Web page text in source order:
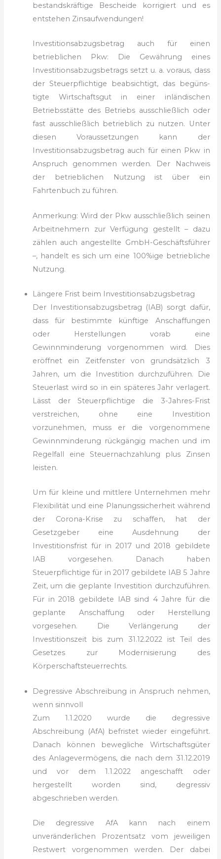
bestandskräftige Bescheide korrigiert und es
entstehen Zins­aufwendungen!
Investitionsabzugsbetrag auch für einen
betrieblichen Pkw: Die Gewährung eines
Investitionsabzugsbetrags setzt u. a. voraus, dass
der Steuerpflichtige beabsichtigt, das begüns­
tigte Wirtschaftsgut in einer inländischen
Betriebsstätte des Betriebs ausschließlich oder
fast ausschließlich betrieblich zu nutzen. Unter
diesen Voraussetzungen kann der
Investitionsabzugsbetrag auch für einen Pkw in
Anspruch genommen werden. Der Nachweis
der betrieblichen Nutzung ist über ein
Fahrtenbuch zu führen.
Anmerkung: Wird der Pkw ausschließlich seinen
Arbeitnehmern zur Verfügung gestellt – dazu
zählen auch angestell­te GmbH-Geschäftsführer
–, handelt es sich um eine 100%ige betriebliche
Nutzung.
Längere Frist beim Investitionsabzugsbetrag
Der Investitionsabzugsbetrag (IAB) sorgt dafür,
dass für bestimmte künftige Anschaffungen
oder Herstellungen vorab eine
Gewinnminderung vorgenommen wird. Dies
eröffnet ein Zeitfenster von grundsätzlich 3
Jahren, um die Investi­tion durchzuführen. Die
Steuerlast wird so in ein späteres Jahr verlagert.
Lässt der Steuerpflichtige die 3-Jahres-Frist
verstreichen, ohne eine Investition
vorzunehmen, muss er die vorgenommene
Gewinnminderung rückgängig machen und im
Regelfall eine Steuernachzahlung plus Zinsen
leisten.
Um für kleine und mittlere Unternehmen mehr
Flexibilität und eine Planungssicherheit während
der Corona-Krise zu schaffen, hat der
Gesetzgeber eine Ausdehnung der
Investitionsfrist für in 2017 und 2018 gebildete
IAB vorgesehen. Danach haben
Steuerpflichtige für in 2017 gebildete IAB 5 Jahre
Zeit, um die geplante Investition durchzuführen.
Für in 2018 gebildete IAB sind 4 Jahre für die
geplante Anschaffung oder Herstellung
vorgesehen. Die Verlängerung der
Investitionszeit bis zum 31.12.2022 ist Teil des
Gesetzes zur Modernisierung des
Körperschaftsteuerrechts.
Degressive Abschreibung in Anspruch nehmen,
wenn sinnvoll
Zum 1.1.2020 wurde die degressive
Abschreibung (AfA) befristet wieder eingeführt.
Danach können bewegliche Wirtschaftsgüter
des Anlagevermögens, die nach dem 31.12.2019
und vor dem 1.1.2022 angeschafft oder
hergestellt worden sind, degressiv
abgeschrieben werden.
Die degressive AfA kann nach einem
unveränderlichen Prozentsatz vom jeweiligen
Restwert vorgenommen werden. Der dabei